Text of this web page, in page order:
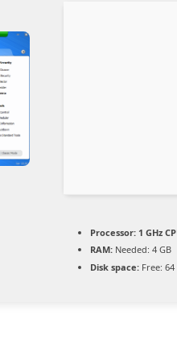
Processor: 1 GHz
RAM: Needed: 4 GB
Disk space: Free: 64